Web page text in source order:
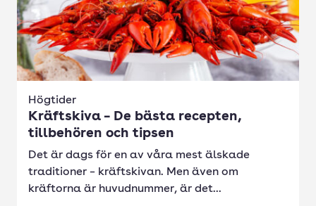
Högtider
Kräftskiva – De bästa recepten,
tillbehören och tipsen
Det är dags för en av våra mest älskade
traditioner – kräftskivan. Men även om
kräftorna är huvudnummer, är det...